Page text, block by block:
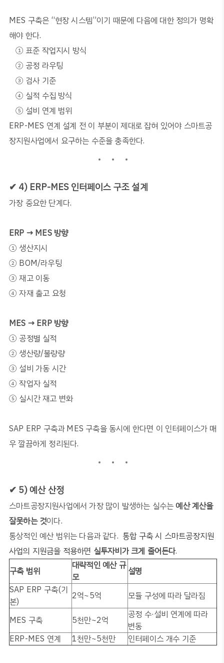
MES 구축은 “현장 시스템”이기 때문에 다음에 대한 정의가 명확
해야 한다.
① 표준 작업지시 방식
② 공정 라우팅
③ 검사 기준
④ 실적 수집 방식
⑤ 설비 연계 범위
ERP-MES 연계 설계 전 이 부분이 제대로 잡혀 있어야 스마트공
장지원사업에서 요구하는 수준을 충족한다.
✔ 4) ERP-MES인터페이스 구조 설계
가장 중요한 단계다.
ERP → MES 방향
① 생산지시
② BOM/라우팅
③재고 이동
④자재 출고 요청
MES → ERP 방향
① 공정별 실적
② 생산량/불량량
③ 설비 가동 시간
④ 작업자 실적
⑤ 실시간 재고 변화
SAP ERP 구축과MES 구축을 동시에 한다면 이 인터페이스가 매
우 깔끔하게 정리된다.
✔ 5)예산 산정
스마트공장지원사업에서 가장 많이 발생하는 실수는예산 계산을
잘못하는 것이다.
통상적인 예산 범위는 다음과 같다. 통합 구축 시 스마트공장지원
사업의 지원금을 적용하면 실투자비가 크게 줄어든다.
구축 범위
대략적인 예산 규
모
설명
SAP ERP 구축(기
본) 2억~5억 모듈 구성에 따라 달라짐
MES 구축 5천만~2억 공정 수·설비 연계에 따라
변동
ERP-MES 연계 1천만~5천만
인터페이스 개수 기준